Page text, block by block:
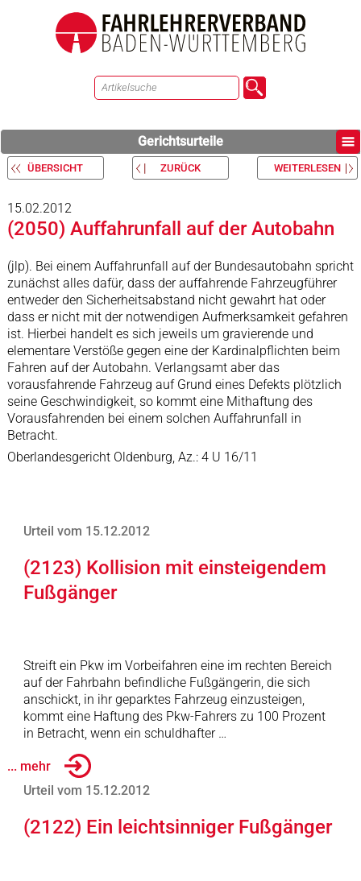
Gerichtsurteile
ÜBERSICHT ZURÜCK WEITERLESEN
15.02.2012
(2050) Auffahrunfall auf der Autobahn
(jlp). Bei einem Auffahrunfall auf der Bundesautobahn spricht
zunächst alles dafür, dass der auffahrende Fahrzeugführer
entweder den Sicherheitsabstand nicht gewahrt hat oder
dass er nicht mit der notwendigen Aufmerksamkeit gefahren
ist. Hierbei handelt es sich jeweils um gravierende und
elementare Verstöße gegen eine der Kardinalpflichten beim
Fahren auf der Autobahn. Verlangsamt aber das
vorausfahrende Fahrzeug auf Grund eines Defekts plötzlich
seine Geschwindigkeit, so kommt eine Mithaftung des
Vorausfahrenden bei einem solchen Auffahrunfall in
Betracht.
Oberlandesgericht Oldenburg, Az.: 4 U 16/11
Urteil vom 15.12.2012
(2123) Kollision mit einsteigendem
Fußgänger
Streift ein Pkw im Vorbeifahren eine im rechten Bereich
auf der Fahrbahn befindliche Fußgängerin, die sich
anschickt, in ihr geparktes Fahrzeug einzusteigen,
kommt eine Haftung des Pkw-Fahrers zu 100 Prozent
in Betracht, wenn ein schuldhafter …
... mehr
Urteil vom 15.12.2012
(2122) Ein leichtsinniger Fußgänger